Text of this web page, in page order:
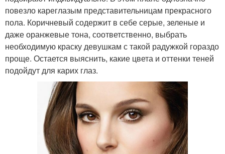
повезло кареглазым представительницам прекрасного
пола. Коричневый содержит в себе серые, зеленые и
даже оранжевые тона, соответственно, выбрать
необходимую краску девушкам с такой радужкой гораздо
проще. Остается выяснить, какие цвета и оттенки теней
подойдут для карих глаз.